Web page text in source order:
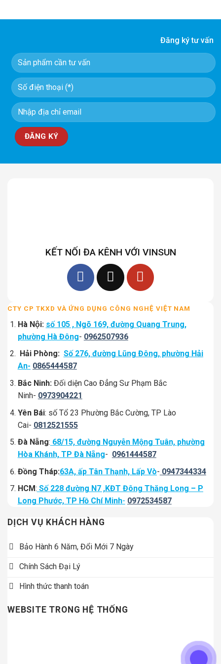
Đăng ký tư vấn
KẾT NỐI ĐA KÊNH VỚI VINSUN
CTY CP TKXD VÀ ỨNG DỤNG CÔNG NGHỆ VIỆT NAM
Hà Nội: số 105 , Ngõ 169, đường Quang Trung,
phường Hà Đông- 0962507936
Hải Phòng: Số 276, đường Lũng Đông, phường Hải
An- 0865444587
Bắc Ninh: Đối diện Cao Đẳng Sư Phạm Bắc
Ninh- 0973904221
Yên Bái: số Tổ 23 Phường Bắc Cường, TP Lào
Cai- 0812521555
Đà Nẵng: 68/15, đường Nguyễn Mộng Tuân, phường
Hòa Khánh, TP Đà Nẵng- 0961444587
Đồng Tháp:63A, ấp Tân Thạnh, Lấp Vò- 0947344334
HCM: Số 228 đường N7 ,KĐT Đông Thăng Long – P
Long Phước, TP Hồ Chí Minh- 0972534587
DỊCH VỤ KHÁCH HÀNG
Bảo Hành 6 Năm, Đổi Mới 7 Ngày
Chính Sách Đại Lý
Hình thức thanh toán
WEBSITE TRONG HỆ THỐNG